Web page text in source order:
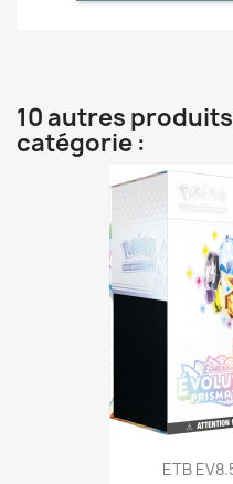
10 autres
catégorie :
ETB